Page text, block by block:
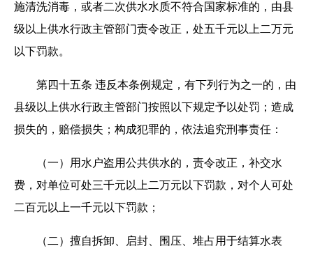
施清洗消毒，或者二次供水水质不符合国家标准的，由县
级以上供水行政主管部门责令改正，处五千元以上二万元
以下罚款。
第四十五条 违反本条例规定，有下列行为之一的，由
县级以上供水行政主管部门按照以下规定予以处罚；造成
损失的，赔偿损失；构成犯罪的，依法追究刑事责任：
（一）用水户盗用公共供水的，责令改正，补交水
费，对单位可处三千元以上二万元以下罚款，对个人可处
二百元以上一千元以下罚款；
（二）擅自拆卸、启封、围压、堆占用于结算水表